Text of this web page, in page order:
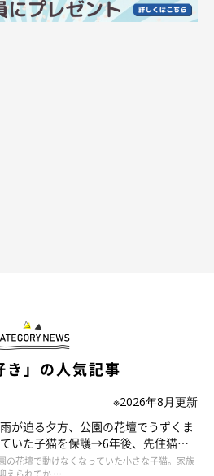
き」の人気記事
※2026年8月更新
が迫る夕方、公園の花壇でうずくま
いた子猫を保護→6年後、先住猫
姉妹”のような関係に
の花壇で動けなくなっていた小さな子猫。家族